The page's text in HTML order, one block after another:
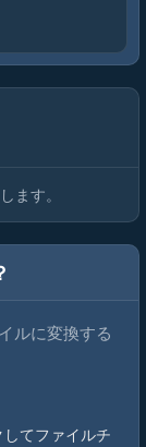
ます。
ルに変換する
てファイルチ